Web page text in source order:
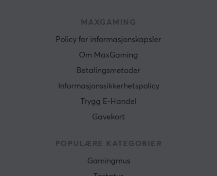
MAXGAMING
Policy for informasjonskapsler
Om MaxGaming
Betalingsmetoder
Informasjonssikkerhetspolicy
Trygg E-Handel
Gavekort
POPULÆRE KATEGORIER
Gamingmus